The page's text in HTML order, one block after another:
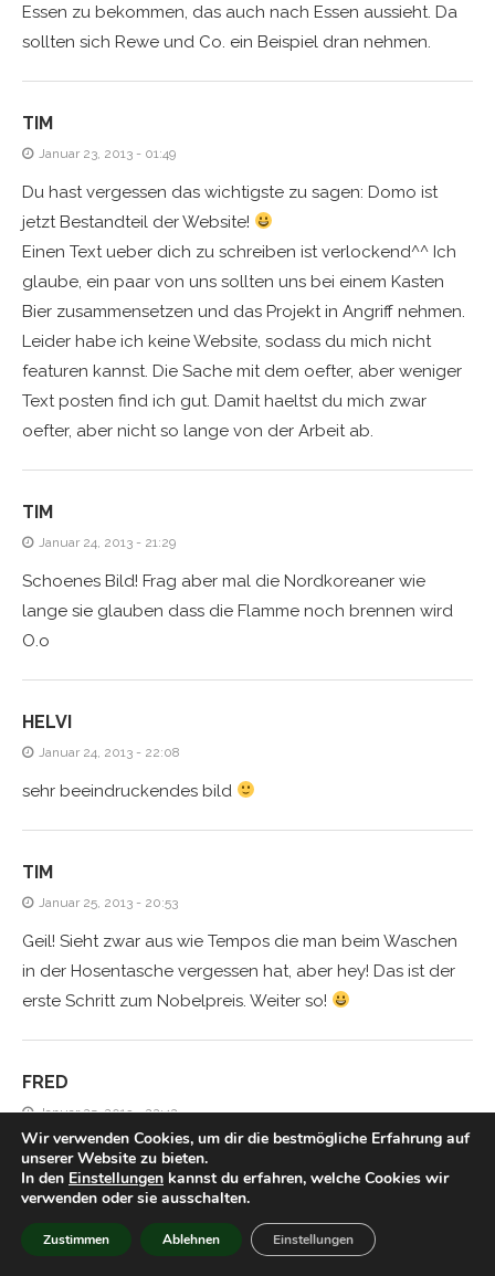
Essen zu bekommen, das auch nach Essen aussieht. Da
sollten sich Rewe und Co. ein Beispiel dran nehmen.
TIM
Januar 23, 2013 - 01:49
Du hast vergessen das wichtigste zu sagen: Domo ist
jetzt Bestandteil der Website!
Einen Text ueber dich zu schreiben ist verlockend^^ Ich
glaube, ein paar von uns sollten uns bei einem Kasten
Bier zusammensetzen und das Projekt in Angriff nehmen.
Leider habe ich keine Website, sodass du mich nicht
featuren kannst. Die Sache mit dem oefter, aber weniger
Text posten find ich gut. Damit haeltst du mich zwar
oefter, aber nicht so lange von der Arbeit ab.
TIM
Januar 24, 2013 - 21:29
Schoenes Bild! Frag aber mal die Nordkoreaner wie
lange sie glauben dass die Flamme noch brennen wird
O.o
HELVI
Januar 24, 2013 - 22:08
sehr beeindruckendes bild
TIM
Januar 25, 2013 - 20:53
Geil! Sieht zwar aus wie Tempos die man beim Waschen
in der Hosentasche vergessen hat, aber hey! Das ist der
erste Schritt zum Nobelpreis. Weiter so!
FRED
Januar 25, 2013 - 22:42
Da kehren sie alle zur Synthese zurück ;D
TIM
Wir verwenden Cookies, um dir die bestmögliche Erfahrung auf
unserer Website zu bieten.
In den Einstellungen kannst du erfahren, welche Cookies wir
verwenden oder sie ausschalten.
Zustimmen Ablehnen Einstellungen